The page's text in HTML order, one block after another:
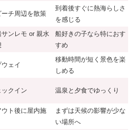
チ周辺を散策
到着後すぐに熱海らしさ
を感じる
ンレモ or 親水
船好きの子なら特におす
すめ
ェイ
移動時間が短く景色を楽
しめる
クイン 温泉と夕食でゆっくり
ト後に屋内施
まずは天候の影響が少な
い場所へ